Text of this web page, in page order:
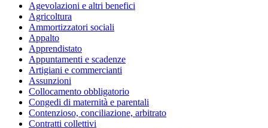
Agevolazioni e altri benefici
Agricoltura
Ammortizzatori sociali
Appalto
Apprendistato
Appuntamenti e scadenze
Artigiani e commercianti
Assunzioni
Collocamento obbligatorio
Congedi di maternità e parentali
Contenzioso, conciliazione, arbitrato
Contratti collettivi